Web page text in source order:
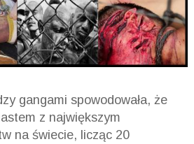
gangami spowodowała, że
z największym
na świecie, licząc 20